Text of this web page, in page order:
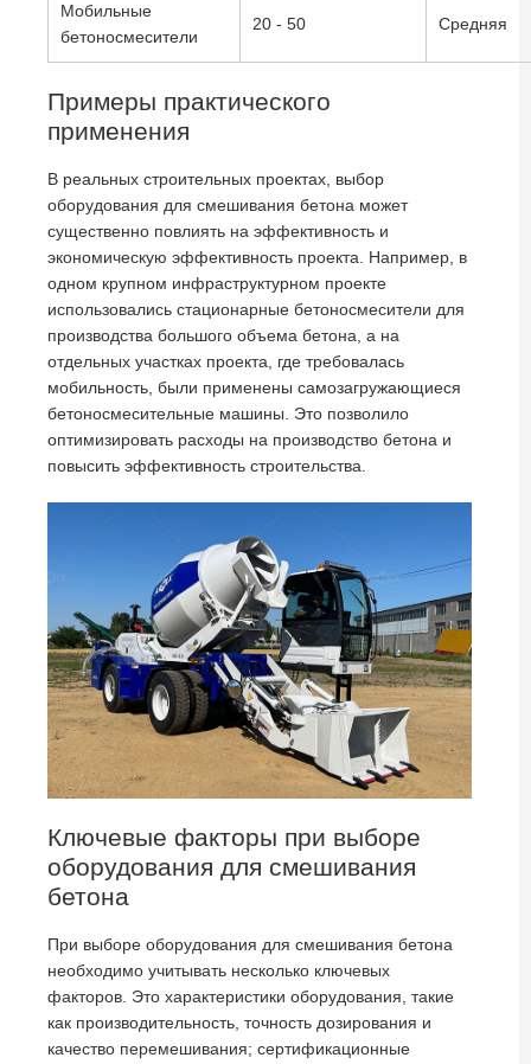
Мобильные
бетоносмесители
20 - 50 Средняя
Примеры практического
применения
В реальных строительных проектах, выбор
оборудования для смешивания бетона может
существенно повлиять на эффективность и
экономическую эффективность проекта. Например, в
одном крупном инфраструктурном проекте
использовались стационарные бетоносмесители для
производства большого объема бетона, а на
отдельных участках проекта, где требовалась
мобильность, были применены самозагружающиеся
бетоносмесительные машины. Это позволило
оптимизировать расходы на производство бетона и
повысить эффективность строительства.
Ключевые факторы при выборе
оборудования для смешивания
бетона
При выборе оборудования для смешивания бетона
необходимо учитывать несколько ключевых
факторов. Это характеристики оборудования, такие
как производительность, точность дозирования и
качество перемешивания; сертификационные